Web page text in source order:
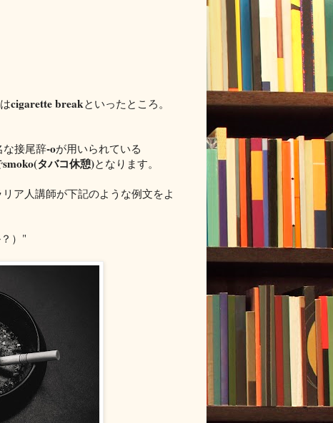
cigarette breakといったところ。
な接尾辞-oが用いられている
smoko(タバコ休憩)となります。
ア人講師が下記のような例文をよ
）"